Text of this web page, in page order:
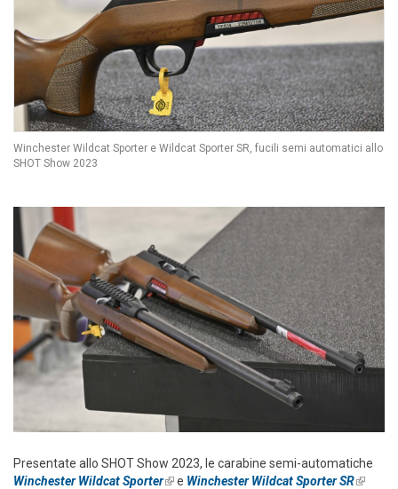
Winchester Wildcat Sporter e Wildcat Sporter SR, fucili semi automatici allo
SHOT Show 2023
Presentate allo SHOT Show 2023, le carabine semi-automatiche
Winchester Wildcat Sporter(link is external)
e Winchester Wildcat Sporter SR(link is